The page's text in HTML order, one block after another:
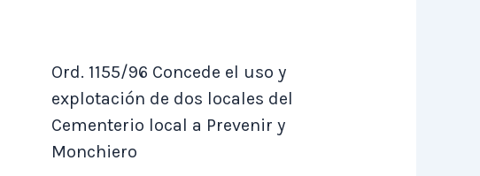
Ord. 1155/96 Concede el uso y
explotación de dos locales del
Cementerio local a Prevenir y
Monchiero